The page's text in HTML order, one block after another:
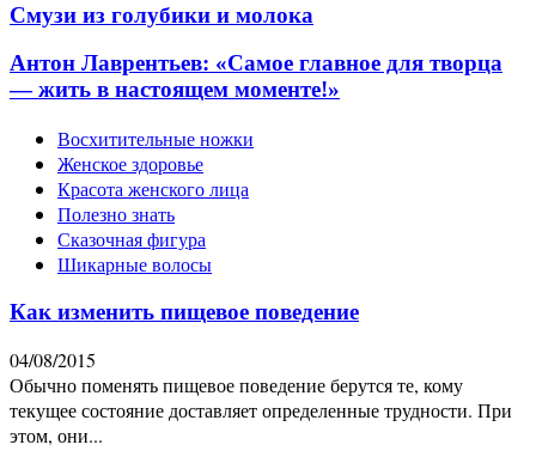
Смузи из голубики и молока
Антон Лаврентьев: «Самое главное для творца
— жить в настоящем моменте!»
Восхитительные ножки
Женское здоровье
Красота женского лица
Полезно знать
Сказочная фигура
Шикарные волосы
Как изменить пищевое поведение
04/08/2015
Обычно поменять пищевое поведение берутся те, кому
текущее состояние доставляет определенные трудности. При
этом, они...